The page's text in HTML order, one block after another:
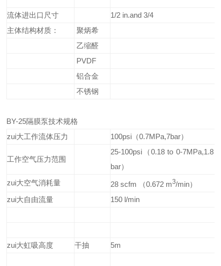
流体进出口尺寸
1/2 in.and 3/4
主体结构材质：
聚炳希
乙缩醛
PVDF
铝合金
不锈钢
BY-25隔膜泵技术规格
zui大工作流体压力
100psi（0.7MPa,7bar）
工作空气压力范围
25-100psi（0.18 to 0-7MPa,1.8
bar）
zui大空气消耗量
28 scfm （0.672 m3/min）
zui大自由流量
150 l/min
zui大虹吸高度 干抽 5m